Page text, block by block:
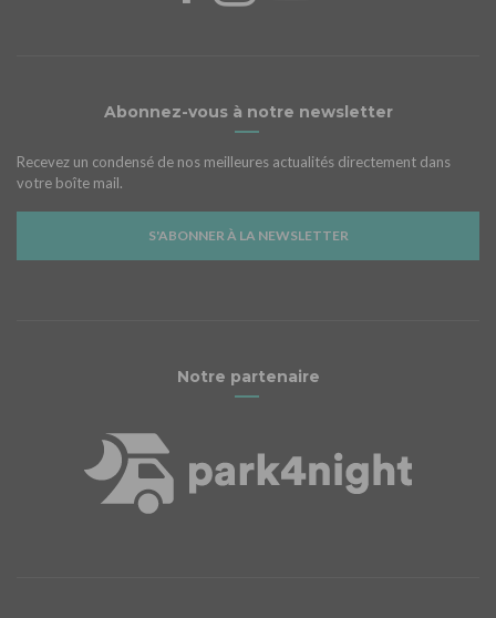
Abonnez-vous à notre newsletter
Recevez un condensé de nos meilleures actualités directement dans
votre boîte mail.
S'ABONNER À LA NEWSLETTER
Notre partenaire